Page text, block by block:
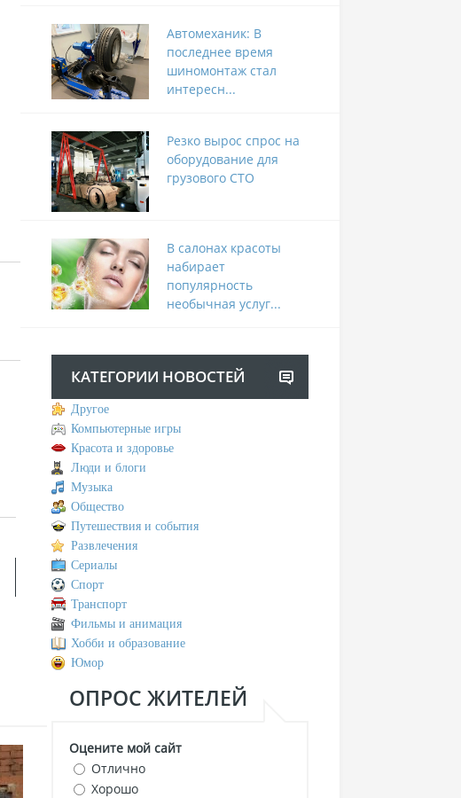
Автомеханик: В
последнее время
шиномонтаж стал
интересн...
Резко вырос спрос на
оборудование для
грузового СТО
В салонах красоты
набирает
популярность
необычная услуг...
КАТЕГОРИИ НОВОСТЕЙ
Другое
Компьютерные игры
Красота и здоровье
Люди и блоги
Музыка
Общество
Путешествия и события
Развлечения
Сериалы
Спорт
Транспорт
Фильмы и анимация
Хобби и образование
Юмор
ОПРОС ЖИТЕЛЕЙ
Оцените мой сайт
Отлично
Хорошо